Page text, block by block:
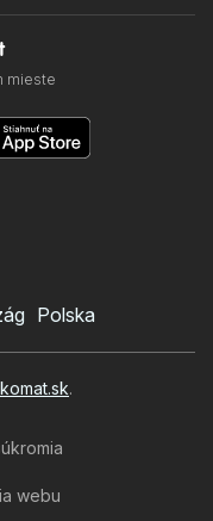
mieste
Polska
.
webu